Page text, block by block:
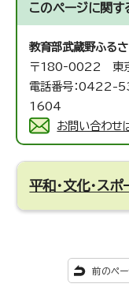
このページに関す
教育部武蔵野ふる
〒180‐0022 東
電話番号：0422-
1604
お問い合わせ
平和・文化・スポ
前のペ